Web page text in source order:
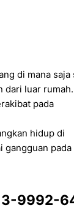
di mana saja
dari luar rumah.
pada
hidup di
gangguan pada
9992-